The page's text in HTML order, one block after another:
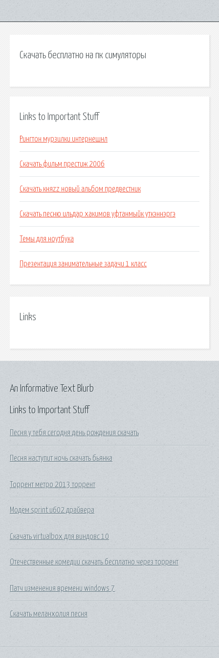
Скачать бесплатно на пк симуляторы
Links to Important Stuff
Рингтон мурзилки интернешнл
Скачать фильм престиж 2006
Скачать княzz новый альбом предвестник
Скачать песню ильдар хакимов уфтанмыйк уткэннэргэ
Темы для ноутбука
Презентация занимательные задачи 1 класс
Links
Links to Important Stuff
Песня у тебя сегодня день рождения скачать
Песня наступит ночь скачать бьянка
Торрент метро 2013 торрент
Модем sprint u602 драйвера
Скачать virtualbox для виндовс 10
Отечественные комедии скачать бесплатно через торрент
Патч изменения времени windows 7
Скачать меланхолия песня
An Informative Text Blurb